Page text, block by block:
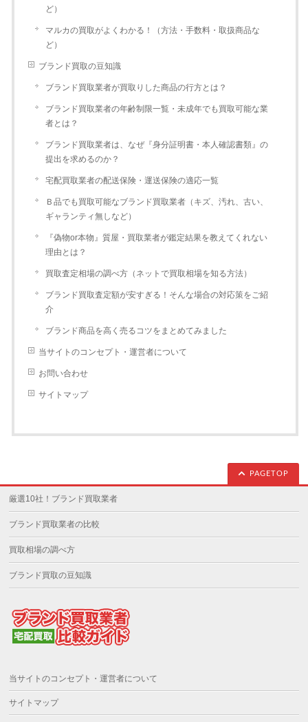
ど）
マルカの買取がよくわかる！（方法・手数料・取扱商品な
ど）
ブランド買取の豆知識
ブランド買取業者が買取りした商品の行方とは？
ブランド買取業者の年齢制限一覧・未成年でも買取可能な業
者とは？
ブランド買取業者は、なぜ『身分証明書・本人確認書類』の
提出を求めるのか？
宅配買取業者の配送保険・運送保険の適応一覧
Ｂ品でも買取可能なブランド買取業者（キズ、汚れ、古い、
ギャランティ無しなど）
『偽物or本物』質屋・買取業者が鑑定結果を教えてくれない
理由とは？
買取査定相場の調べ方（ネットで買取相場を知る方法）
ブランド買取査定額が安すぎる！そんな場合の対応策をご紹
介
ブランド商品を高く売るコツをまとめてみました
当サイトのコンセプト・運営者について
お問い合わせ
サイトマップ
PAGETOP
厳選10社！ブランド買取業者
ブランド買取業者の比較
買取相場の調べ方
ブランド買取の豆知識
当サイトのコンセプト・運営者について
サイトマップ